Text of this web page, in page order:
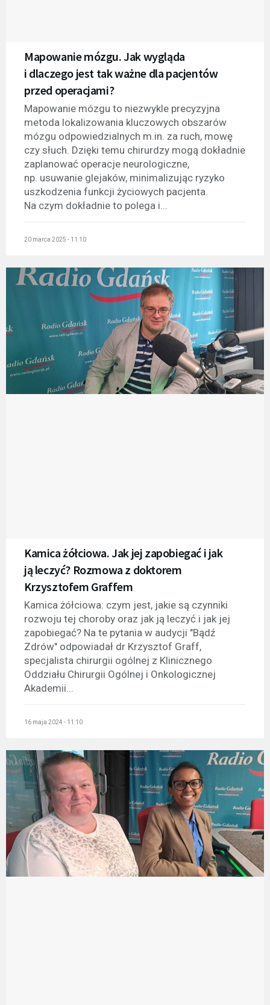
Mapowanie mózgu. Jak wygląda
i dlaczego jest tak ważne dla pacjentów
przed operacjami?
Mapowanie mózgu to niezwykle precyzyjna
metoda lokalizowania kluczowych obszarów
mózgu odpowiedzialnych m.in. za ruch, mowę
czy słuch. Dzięki temu chirurdzy mogą dokładnie
zaplanować operacje neurologiczne,
np. usuwanie glejaków, minimalizując ryzyko
uszkodzenia funkcji życiowych pacjenta.
Na czym dokładnie to polega i...
20 marca 2025 - 11:10
Kamica żółciowa. Jak jej zapobiegać i jak
ją leczyć? Rozmowa z doktorem
Krzysztofem Graffem
Kamica żółciowa: czym jest, jakie są czynniki
rozwoju tej choroby oraz jak ją leczyć i jak jej
zapobiegać? Na te pytania w audycji "Bądź
Zdrów" odpowiadał dr Krzysztof Graff,
specjalista chirurgii ogólnej z Klinicznego
Oddziału Chirurgii Ogólnej i Onkologicznej
Akademii...
16 maja 2024 - 11:10